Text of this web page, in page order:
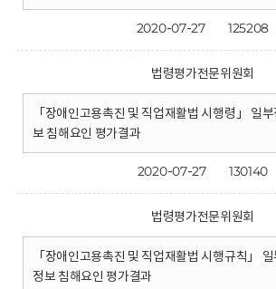
2020-07-27 125208
법령평가전문위원회
「장애인고용촉진 및 직업재활법 시행령」 일
보 침해요인 평가결과
2020-07-27 130140
법령평가전문위원회
「장애인고용촉진 및 직업재활법 시행규칙」
정보 침해요인 평가결과